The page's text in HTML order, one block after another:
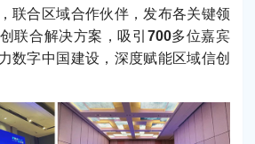
联合区域合作伙伴，发布各关键领
联合解决方案，吸引 700多位嘉宾
数字中国建设，深度赋能区域信创